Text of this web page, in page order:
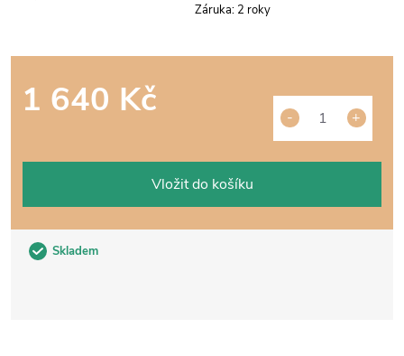
Skladem
1 640 Kč
Vložit do košíku
Záruka: 2 roky